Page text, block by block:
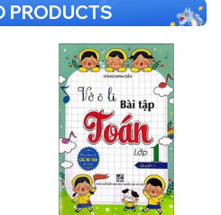
PRODUCTS